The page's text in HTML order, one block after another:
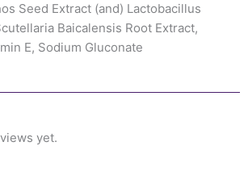
Seed Extract (and) Lactobacillus
Baicalensis Root Extract,
E, Sodium Gluconate
yet.